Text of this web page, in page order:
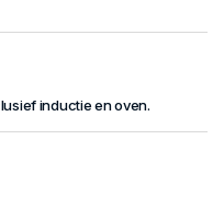
inductie en oven.